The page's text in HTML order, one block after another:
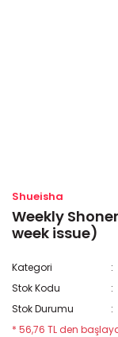
Shueisha
Weekly
week issue)
Kategori
Stok Kodu
Stok Durumu
* 56,76 TL den